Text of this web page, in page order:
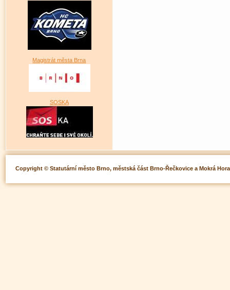
Magistrát města Brna
SOSKA
Copyright © Statutární město Brno, městská část Brno-Řečkovice a Mokrá